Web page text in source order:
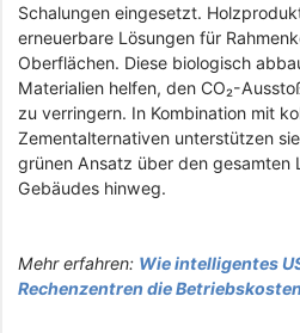
Schalungen eingesetzt.
erneuerbare Lösungen für
Oberflächen. Diese biologisch
Materialien helfen, den CO₂-
zu verringern. In Kombination mit
Zementalternativen unterstützen
grünen Ansatz über den gesamten
Gebäudes hinweg.
Mehr erfahren: Wie intelligentes
Rechenzentren die